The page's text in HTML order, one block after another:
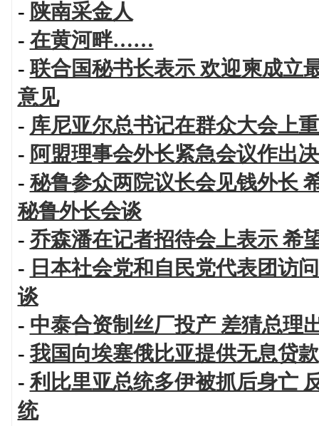
- 陕南采金人
- 在黄河畔……
-联合国秘书长表示 欢迎柬成立
意见
- 库尼亚尔总书记在群众大会上
- 阿盟理事会外长紧急会议作出
- 秘鲁参众两院议长会见钱外长
秘鲁外长会谈
- 乔森潘在记者招待会上表示 希
- 日本社会党和自民党代表团访
谈
- 中泰合资制丝厂投产 差猜总理
- 我国向埃塞俄比亚提供无息贷款
-利比里亚总统多伊被抓后身亡
统